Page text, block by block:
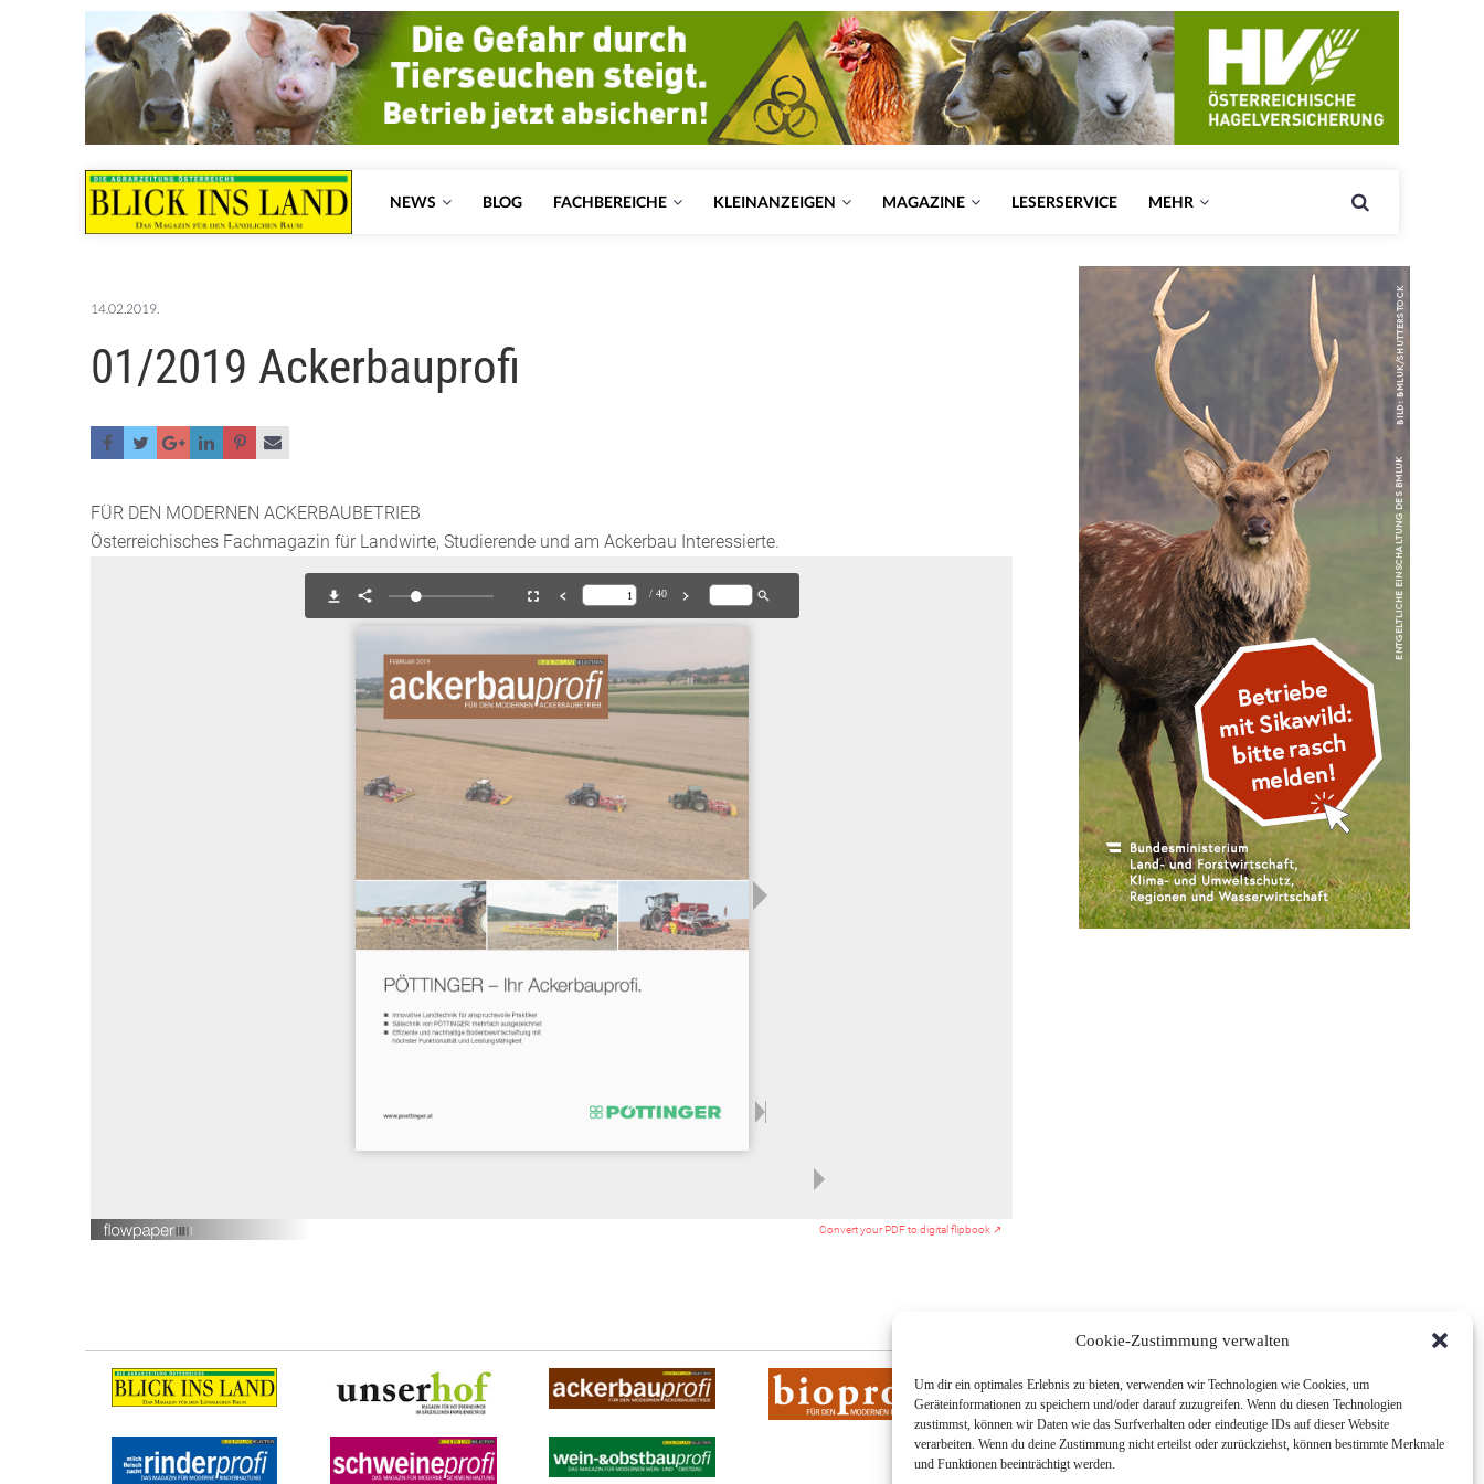
Cookie-Zustimmung verwalten
Um dir ein optimales Erlebnis zu bieten, verwenden wir Technologien wie Cookies, um
Geräteinformationen zu speichern und/oder darauf zuzugreifen. Wenn du diesen Technologien
zustimmst, können wir Daten wie das Surfverhalten oder eindeutige IDs auf dieser Website
verarbeiten. Wenn du deine Zustimmung nicht erteilst oder zurückziehst, können bestimmte Merkmale
und Funktionen beeinträchtigt werden.
NEWS BLOG FACHBEREICHE KLEINANZEIGEN MAGAZINE LESERSERVICE MEHR
14.02.2019.
01/2019 Ackerbauprofi
FÜR DEN MODERNEN ACKERBAUBETRIEB
Österreichisches Fachmagazin für Landwirte, Studierende und am Ackerbau Interessierte.
Convert your PDF to digital flipbook ↗